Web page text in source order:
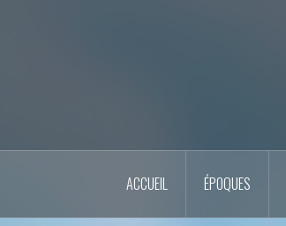
ACCUEIL ÉPOQUES